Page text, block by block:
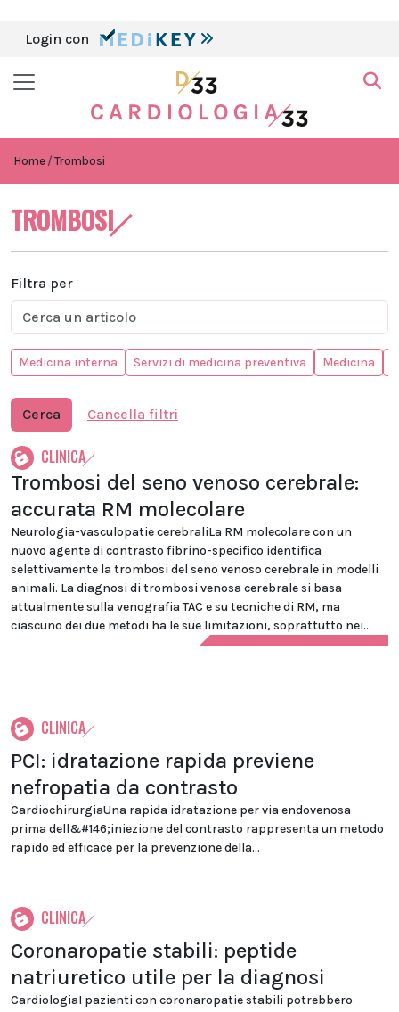
Login con
Home Trombosi
TROMBOSI
Filtra per
Medicina interna Servizi di medicina preventiva Medicina
Cerca Cancella filtri
CLINICA
Trombosi del seno venoso cerebrale:
accurata RM molecolare
Neurologia-vasculopatie cerebraliLa RM molecolare con un
nuovo agente di contrasto fibrino-specifico identifica
selettivamente la trombosi del seno venoso cerebrale in modelli
animali. La diagnosi di trombosi venosa cerebrale si basa
attualmente sulla venografia TAC e su tecniche di RM, ma
ciascuno dei due metodi ha le sue limitazioni, soprattutto nei...
CLINICA
PCI: idratazione rapida previene
nefropatia da contrasto
CardiochirurgiaUna rapida idratazione per via endovenosa
prima dell&#146;iniezione del contrasto rappresenta un metodo
rapido ed efficace per la prevenzione della...
CLINICA
Coronaropatie stabili: peptide
natriuretico utile per la diagnosi
CardiologiaI pazienti con coronaropatie stabili potrebbero